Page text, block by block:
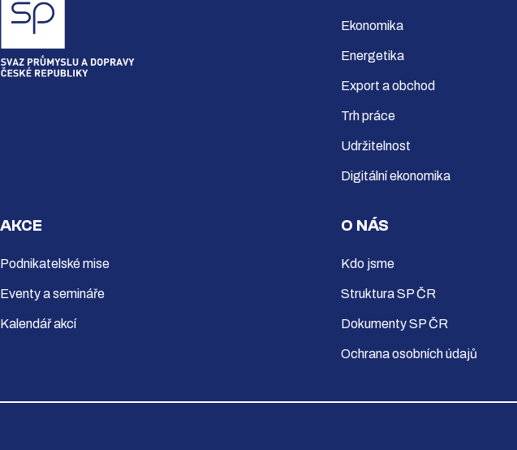
Ekonomika
Energetika
Export a obchod
Trh práce
Udržitelnost
Digitální ekonomika
AKCE
Podnikatelské mise
Eventy a semináře
Kalendář akcí
O NÁS
Kdo jsme
Struktura SP ČR
Dokumenty SP ČR
Ochrana osobních údajů